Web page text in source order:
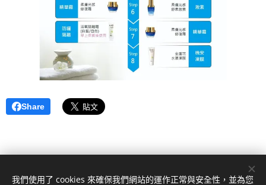
Share
我們使用了 cookies 來確保我們網站的運作正常與安全性，並為您